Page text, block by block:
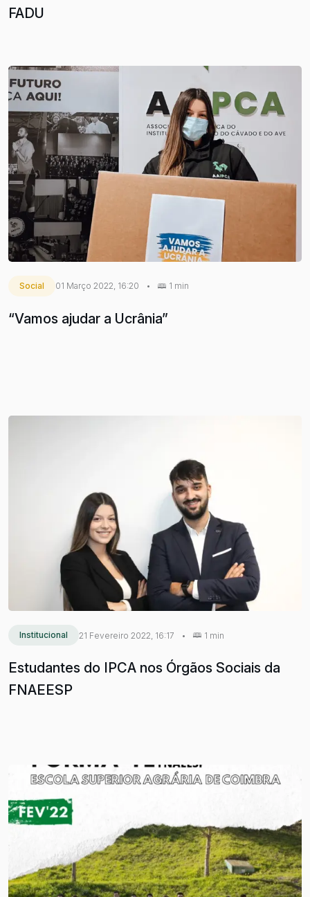
FADU
Social 01 Março 2022, 16:20 • 1 min
“Vamos ajudar a Ucrânia”
Institucional 21 Fevereiro 2022, 16:17 • 1 min
Estudantes do IPCA nos Órgãos Sociais da
FNAEESP